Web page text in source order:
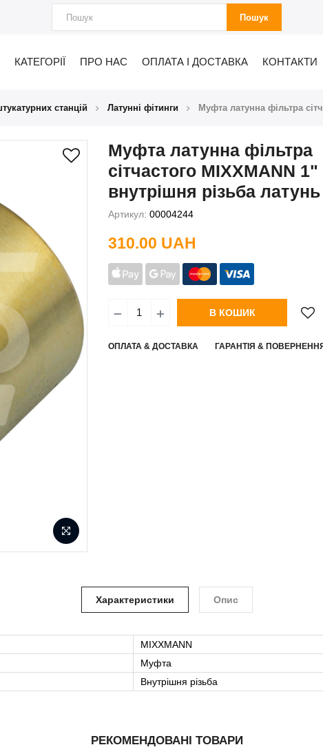
Пошук
КАТЕГОРІЇ ПРО НАС ОПЛАТА І ДОСТАВКА КОНТАКТИ
станцій Латунні фітинги Муфта латунна фільтра
Муфта латунна фільтра
сітчастого MIXXMANN 1"
внутрішня різьба латунь
Артикул: 00004244
310.00 UAH
В КОШИК
ОПЛАТА & ДОСТАВКА ГАРАНТІЯ &
Характеристики Опис
MIXXMANN
Муфта
Внутрішня різьба
РЕКОМЕНДОВАНІ ТОВАРИ